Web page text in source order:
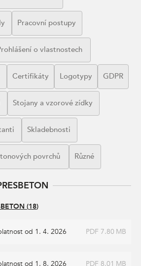
Pracovní postupy
o vlastnostech
Certifikáty Logotypy GDPR
Stojany a vzorové zídky
Skladebnosti
povrchů Různé
(18)
od 1. 4. 2026 PDF 7.80 MB
od 1. 8. 2026 PDF 8.01 MB